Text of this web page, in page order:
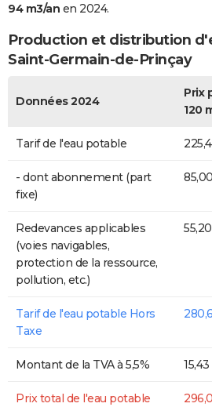
94 m3/an en 2024.
Production et distribution
Saint-Germain-de-Prinçay
Données 2024
Prix
120
Tarif de l'eau potable
- dont abonnement (part
fixe)
Redevances applicables
(voies navigables,
protection de la ressource,
pollution, etc.)
Tarif de l'eau potable Hors
Taxe
Montant de la TVA à 5,5%
Prix total de l'eau potable